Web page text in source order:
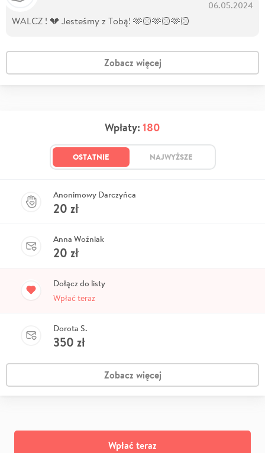
06.05.2024
WALCZ ! 💔 Jesteśmy z Tobą! 🫶🏻🫶🏻🫶🏻
Zobacz więcej
Wpłaty: 180
OSTATNIE NAJWYŻSZE
Anonimowy Darczyńca
20 zł
Anna Woźniak
20 zł
Dołącz do listy
Wpłać teraz
Dorota S.
350 zł
Zobacz więcej
Wpłać teraz